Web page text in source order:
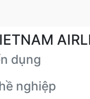
dụng
nghiệp